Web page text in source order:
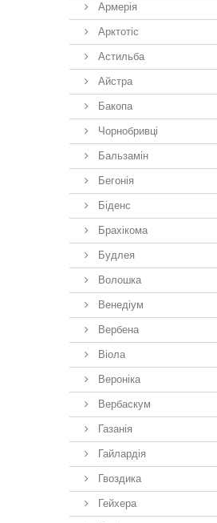
Армерія
Арктотiс
Астильба
Айстра
Бакопа
Чорнобривці
Бальзамін
Бегонія
Біденс
Брахікома
Будлея
Волошка
Венедіум
Вербена
Віола
Вероніка
Вербаскум
Газанія
Гайлардія
Гвоздика
Гейхера